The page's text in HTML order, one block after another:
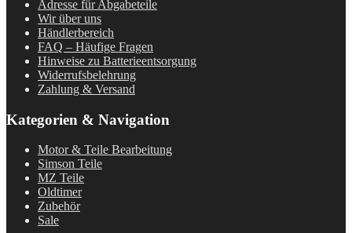
Adresse für Abgabeteile
Wir über uns
Händlerbereich
FAQ – Häufige Fragen
Hinweise zu Batterieentsorgung
Widerrufsbelehrung
Zahlung & Versand
Kategorien & Navigation
Motor & Teile Bearbeitung
Simson Teile
MZ Teile
Oldtimer
Zubehör
Sale